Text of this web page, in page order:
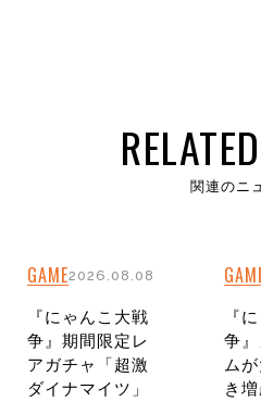
関連のニ
GAME2026.08.08
『にゃんこ大戦
争』期間限定レ
アガチャ「超激
ダイナマイツ」
『
争
ム
き